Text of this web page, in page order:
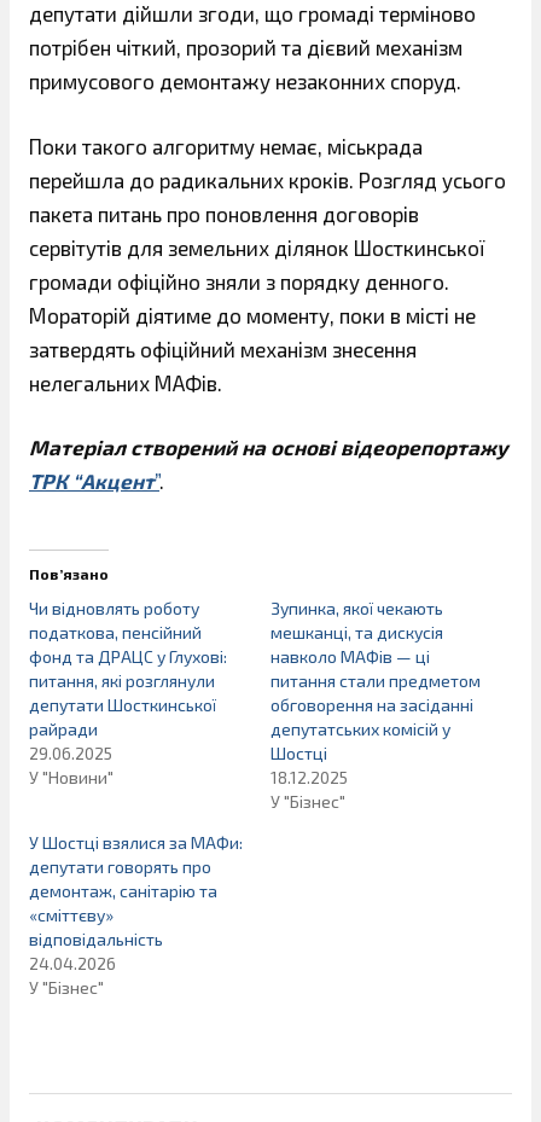
депутати дійшли згоди, що громаді терміново
потрібен чіткий, прозорий та дієвий механізм
примусового демонтажу незаконних споруд.
Поки такого алгоритму немає, міськрада
перейшла до радикальних кроків. Розгляд усього
пакета питань про поновлення договорів
сервітутів для земельних ділянок Шосткинської
громади офіційно зняли з порядку денного.
Мораторій діятиме до моменту, поки в місті не
затвердять офіційний механізм знесення
нелегальних МАФів.
Матеріал створений на основі відеорепортажу
ТРК “Акцент”.
Пов’язано
Чи відновлять роботу
податкова, пенсійний
фонд та ДРАЦС у Глухові:
питання, які розглянули
депутати Шосткинської
райради
29.06.2025
У "Новини"
Зупинка, якої чекають
мешканці, та дискусія
навколо МАФів — ці
питання стали предметом
обговорення на засіданні
депутатських комісій у
Шостці
18.12.2025
У "Бізнес"
У Шостці взялися за МАФи:
депутати говорять про
демонтаж, санітарію та
«сміттєву»
відповідальність
24.04.2026
У "Бізнес"